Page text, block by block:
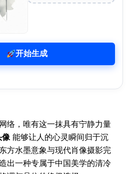
开始生成
络，唯有这一抹具有宁静力量
像能够让人的心灵瞬间归于沉
方水墨意象与现代肖像摄影完
出一种专属于中国美学的清冷